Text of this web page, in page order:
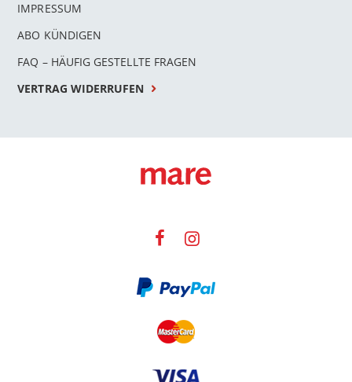
IMPRESSUM
ABO KÜNDIGEN
FAQ – HÄUFIG GESTELLTE FRAGEN
VERTRAG WIDERRUFEN